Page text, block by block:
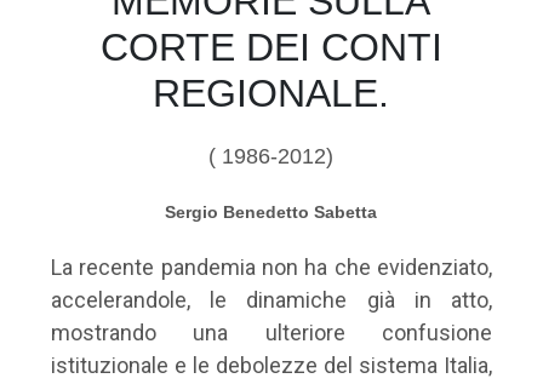
CORTE DEI CONTI
REGIONALE.
( 1986-2012)
Sergio Benedetto Sabetta
La recente pandemia non ha che evidenziato,
accelerandole, le dinamiche già in atto,
mostrando una ulteriore confusione
istituzionale e le debolezze del sistema Italia,